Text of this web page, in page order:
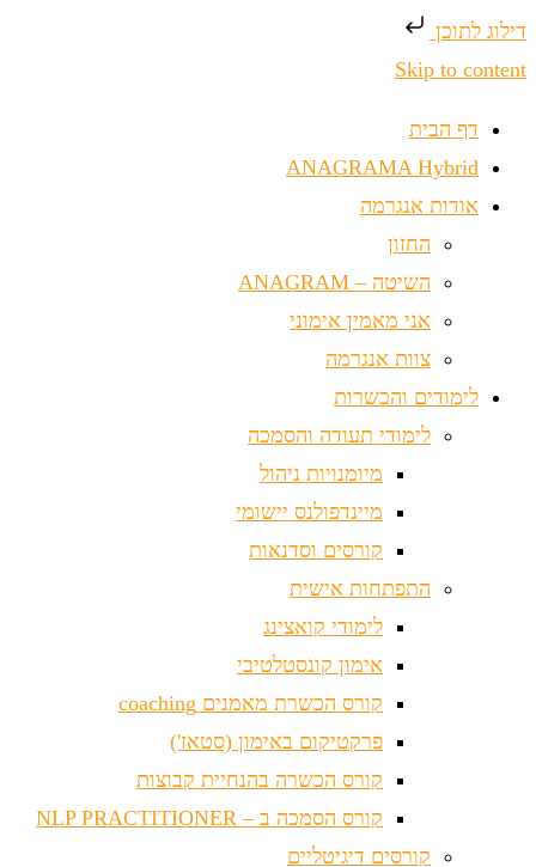
דילוג לתוכן
Skip to content
דף הבית
ANAGRAMA Hybrid
אודות אנגרמה
החזון
השיטה – ANAGRAM
אני מאמין אימוני
צוות אנגרמה
לימודים והכשרות
לימודי תעודה והסמכה
מיומנויות ניהול
מיינדפולנס יישומי
קורסים וסדנאות
התפתחות אישית
לימודי קואצינג
אימון קונסטלטיבי
קורס הכשרת מאמנים coaching
פרקטיקום באימון (סטאז')
קורס הכשרה בהנחיית קבוצות
קורס הסמכה ב – NLP PRACTITIONER
קורסים דיגיטליים